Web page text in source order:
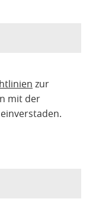
zur
mit der